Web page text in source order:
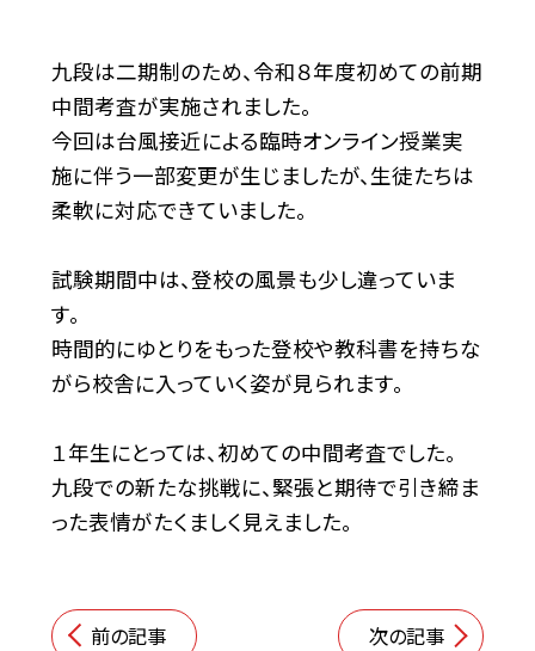
九段は二期制のため、令和８年度初めての前期
中間考査が実施されました。
今回は台風接近による臨時オンライン授業実
施に伴う一部変更が生じましたが、生徒たちは
柔軟に対応できていました。
試験期間中は、登校の風景も少し違っていま
す。
時間的にゆとりをもった登校や教科書を持ちな
がら校舎に入っていく姿が見られます。
１年生にとっては、初めての中間考査でした。
九段での新たな挑戦に、緊張と期待で引き締ま
った表情がたくましく見えました。
前の記事 次の記事